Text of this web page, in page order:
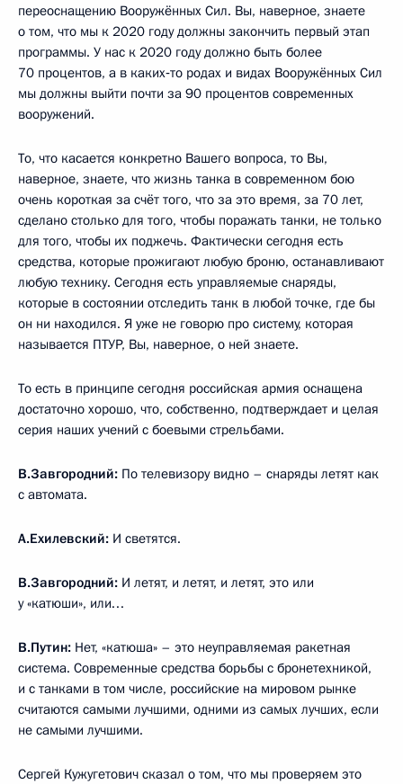
переоснащению Вооружённых Сил. Вы, наверное, знаете
о том, что мы к 2020 году должны закончить первый этап
программы. У нас к 2020 году должно быть более
70 процентов, а в каких‑то родах и видах Вооружённых Сил
мы должны выйти почти за 90 процентов современных
вооружений.
То, что касается конкретно Вашего вопроса, то Вы,
наверное, знаете, что жизнь танка в современном бою
очень короткая за счёт того, что за это время, за 70 лет,
сделано столько для того, чтобы поражать танки, не только
для того, чтобы их поджечь. Фактически сегодня есть
средства, которые прожигают любую броню, останавливают
любую технику. Сегодня есть управляемые снаряды,
которые в состоянии отследить танк в любой точке, где бы
он ни находился. Я уже не говорю про систему, которая
называется ПТУР, Вы, наверное, о ней знаете.
То есть в принципе сегодня российская армия оснащена
достаточно хорошо, что, собственно, подтверждает и целая
серия наших учений с боевыми стрельбами.
В.Завгородний: По телевизору видно – снаряды летят как
с автомата.
А.Ехилевский: И светятся.
В.Завгородний: И летят, и летят, и летят, это или
у «катюши», или…
В.Путин: Нет, «катюша» – это неуправляемая ракетная
система. Современные средства борьбы с бронетехникой,
и с танками в том числе, российские на мировом рынке
считаются самыми лучшими, одними из самых лучших, если
не самыми лучшими.
Сергей Кужугетович сказал о том, что мы проверяем это